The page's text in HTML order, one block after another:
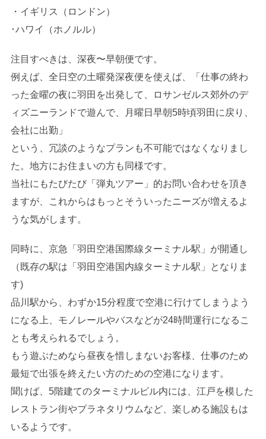
・イギリス（ロンドン）
･ハワイ（ホノルル）
注目すべきは、深夜〜早朝便です。
例えば、全日空の土曜発深夜便を使えば、「仕事の終わ
った金曜の夜に羽田を出発して、ロサンゼルス郊外のデ
ィズニーランドで遊んで、月曜日早朝5時頃羽田に戻り、
会社に出勤」
という、冗談のようなプランも不可能ではなくなりまし
た。地方にお住まいの方も同様です。
当社にもたびたび「弾丸ツアー」的お問い合わせを頂き
ますが、これからはもっとそういったニーズが増えるよ
うな気がします。
同時に、京急「羽田空港国際線ターミナル駅」が開通し
（既存の駅は「羽田空港国内線ターミナル駅」となりま
す)
品川駅から、わずか15分程度で空港に行けてしまうよう
になる上、モノレールやバスなどが24時間運行になるこ
とも考えられるでしょう。
もう遊ぶためなら昼夜を惜しまないお客様、仕事のため
最短で出張を終えたい方のための空港になります。
聞けば、5階建てのターミナルビル内には、江戸を模した
レストラン街やプラネタリウムなど、楽しめる施設もは
いるようです。